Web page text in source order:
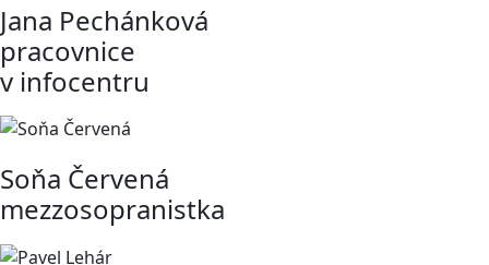
Jana Pechánková
pracovnice
v infocentru
Soňa Červená
mezzosopranistka